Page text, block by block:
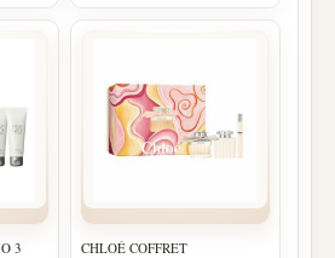
3
CHLOÉ COFFRET